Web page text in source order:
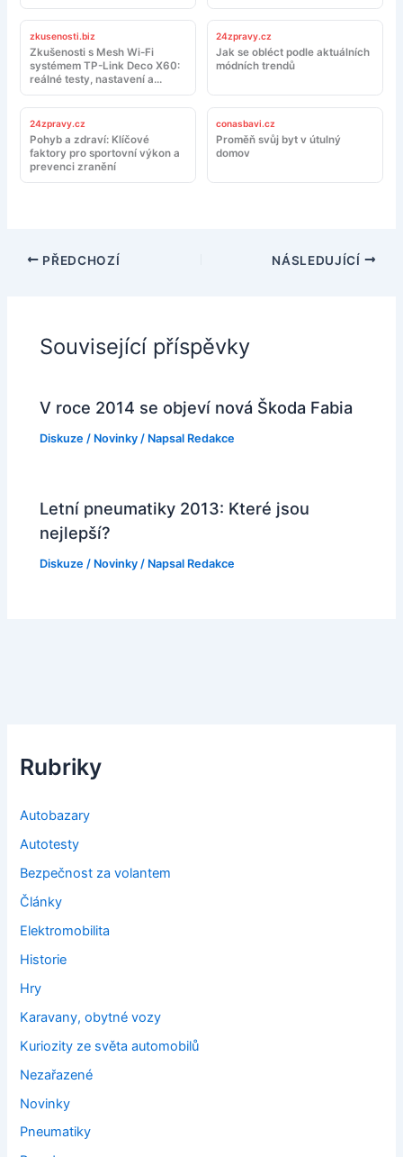
zkusenosti.biz
Zkušenosti s Mesh Wi-Fi
systémem TP-Link Deco X60:
reálné testy, nastavení a
doporučení
24zpravy.cz
Jak se obléct podle aktuálních
módních trendů
24zpravy.cz
Pohyb a zdraví: Klíčové
faktory pro sportovní výkon a
prevenci zranění
conasbavi.cz
Proměň svůj byt v útulný
domov
PŘEDCHOZÍ NÁSLEDUJÍCÍ
Související příspěvky
V roce 2014 se objeví nová Škoda Fabia
Diskuze / Novinky / Napsal Redakce
Letní pneumatiky 2013: Které jsou
nejlepší?
Diskuze / Novinky / Napsal Redakce
Rubriky
Autobazary
Autotesty
Bezpečnost za volantem
Články
Elektromobilita
Historie
Hry
Karavany, obytné vozy
Kuriozity ze světa automobilů
Nezařazené
Novinky
Pneumatiky